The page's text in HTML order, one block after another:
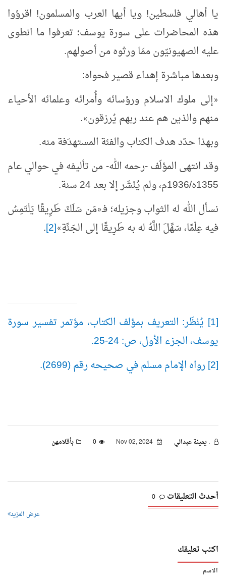
يا أهالي فلسطين! ويا أيها العرب والمسلمون! اقرؤوا
هذه المحاضرات على سورة يوسف؛ تعرفوا ما انطوى
عليه الصهيونيّون ممّا ورثوه من أصولهم.
وبعدها مباشرة إهداء قصير فحواه:
«إلى ملوك الاسلام ورؤسائه وأُمرائه وعلمائه الأحياء
منهم والذين هم عند ربهم يُرزقون»
.
وبهذا حدّد هدف الكتاب والفئة المستهدَفة منه.
وقد انتهى المؤلّف -رحمه الله- من تأليفه في حوالي عام
1355ه/1936م، ولم يُنْشَر إلا بعد 24 سنة.
نسأل الله له الثواب وجزيله؛ فـ«مَن سَلَكَ طَرِيقًا يَلْتَمِسُ
فيه عِلْمًا، سَهَّلَ اللَّهُ له به طَرِيقًا إلى الجَنَّةِ»
[2]
.
[1] يُنْظَر: التعريف بمؤلف الكتاب، مؤتمر تفسير سورة
يوسف، الجزء الأول، ص: 24-25.
[2] رواه الإمام مسلم في صحيحه رقم (2699).
. يمينة عبدالي 0 بأقلامهن
أحدث التعليقات 0
عرض المزيد
اكتب تعليقك
الاسم